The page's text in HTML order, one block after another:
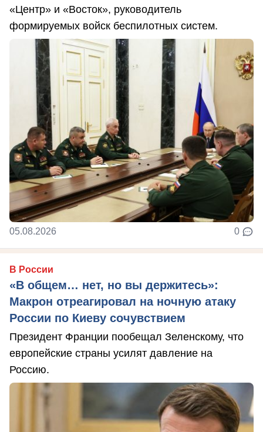
«Центр» и «Восток», руководитель
формируемых войск беспилотных систем.
05.08.2026 0
В России
«В общем… нет, но вы держитесь»:
Макрон отреагировал на ночную атаку
России по Киеву сочувствием
Президент Франции пообещал Зеленскому, что
европейские страны усилят давление на
Россию.